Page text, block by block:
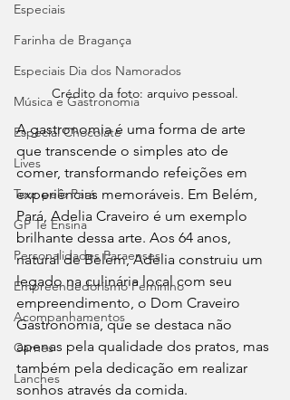
Especiais
Farinha de Bragança
Especiais Dia dos Namorados
Música e Gastronomia
Especial Chocolate
Lives
Tour pelo Pará
GP Te Ensina
Personalidades Paraenses
Empreendedorismo Feminino
Acompanhamentos
Carnes
Lanches
Crédito da foto: arquivo pessoal.
A gastronomia é uma forma de arte
que transcende o simples ato de
comer, transformando refeições em
experiências memoráveis. Em Belém,
Pará, Adelia Craveiro é um exemplo
brilhante dessa arte. Aos 64 anos,
natural de Belém, Adelia construiu um
legado na culinária local com seu
empreendimento, o Dom Craveiro
Gastronomia, que se destaca não
apenas pela qualidade dos pratos, mas
também pela dedicação em realizar
sonhos através da comida.